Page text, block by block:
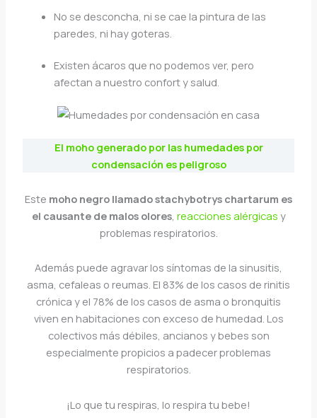
No se desconcha, ni se cae la pintura de las
paredes, ni hay goteras.
Existen ácaros que no podemos ver, pero
afectan a nuestro confort y salud.
El moho generado por las humedades por
condensación es peligroso
Este moho negro llamado stachybotrys chartarum es
el causante de malos olores, reacciones alérgicas y
problemas respiratorios.
Además puede agravar los síntomas de la sinusitis,
asma, cefaleas o reumas. El 83% de los casos de rinitis
crónica y el 78% de los casos de asma o bronquitis
viven en habitaciones con exceso de humedad. Los
colectivos más débiles, ancianos y bebes son
especialmente propicios a padecer problemas
respiratorios.
¡Lo que tu respiras, lo respira tu bebe!